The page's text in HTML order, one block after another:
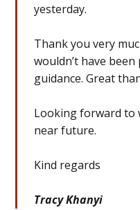
yesterday.
Thank you very
wouldn’t have
guidance. Great
Looking forward to
near future.
Kind regards
Tracy Khanyi